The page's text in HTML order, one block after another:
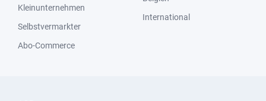
Kleinunternehmen
Selbstvermarkter
Abo-Commerce
International